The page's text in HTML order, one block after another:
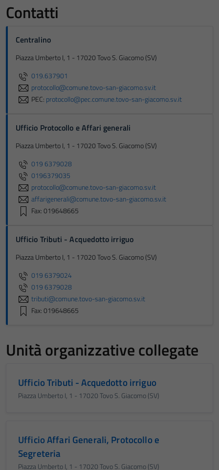
Contatti
Centralino
Piazza Umberto I, 1 - 17020 Tovo S. Giacomo (SV)
019.637901
protocollo@comune.tovo-san-giacomo.sv.it
PEC: protocollo@pec.comune.tovo-san-giacomo.sv.it
Ufficio Protocollo e Affari generali
Piazza Umberto I, 1 - 17020 Tovo S. Giacomo (SV)
019 6379028
0196379035
protocollo@comune.tovo-san-giacomo.sv.it
affarigenerali@comune.tovo-san-giacomo.sv.it
Fax: 019648665
Ufficio Tributi - Acquedotto irriguo
Piazza Umberto I, 1 - 17020 Tovo S. Giacomo (SV)
019 6379024
019 6379028
tributi@comune.tovo-san-giacomo.sv.it
Fax: 019648665
Unità organizzative collegate
Ufficio Tributi - Acquedotto irriguo
Piazza Umberto I, 1 - 17020 Tovo S. Giacomo (SV)
Ufficio Affari Generali, Protocollo e
Segreteria
Piazza Umberto I, 1 - 17020 Tovo S. Giacomo (SV)